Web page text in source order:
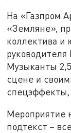
На «Газпром
«Земляне»,
коллектива и
Музыканты
сцене и
спецэффекты,
Мероприятие
подтекст –